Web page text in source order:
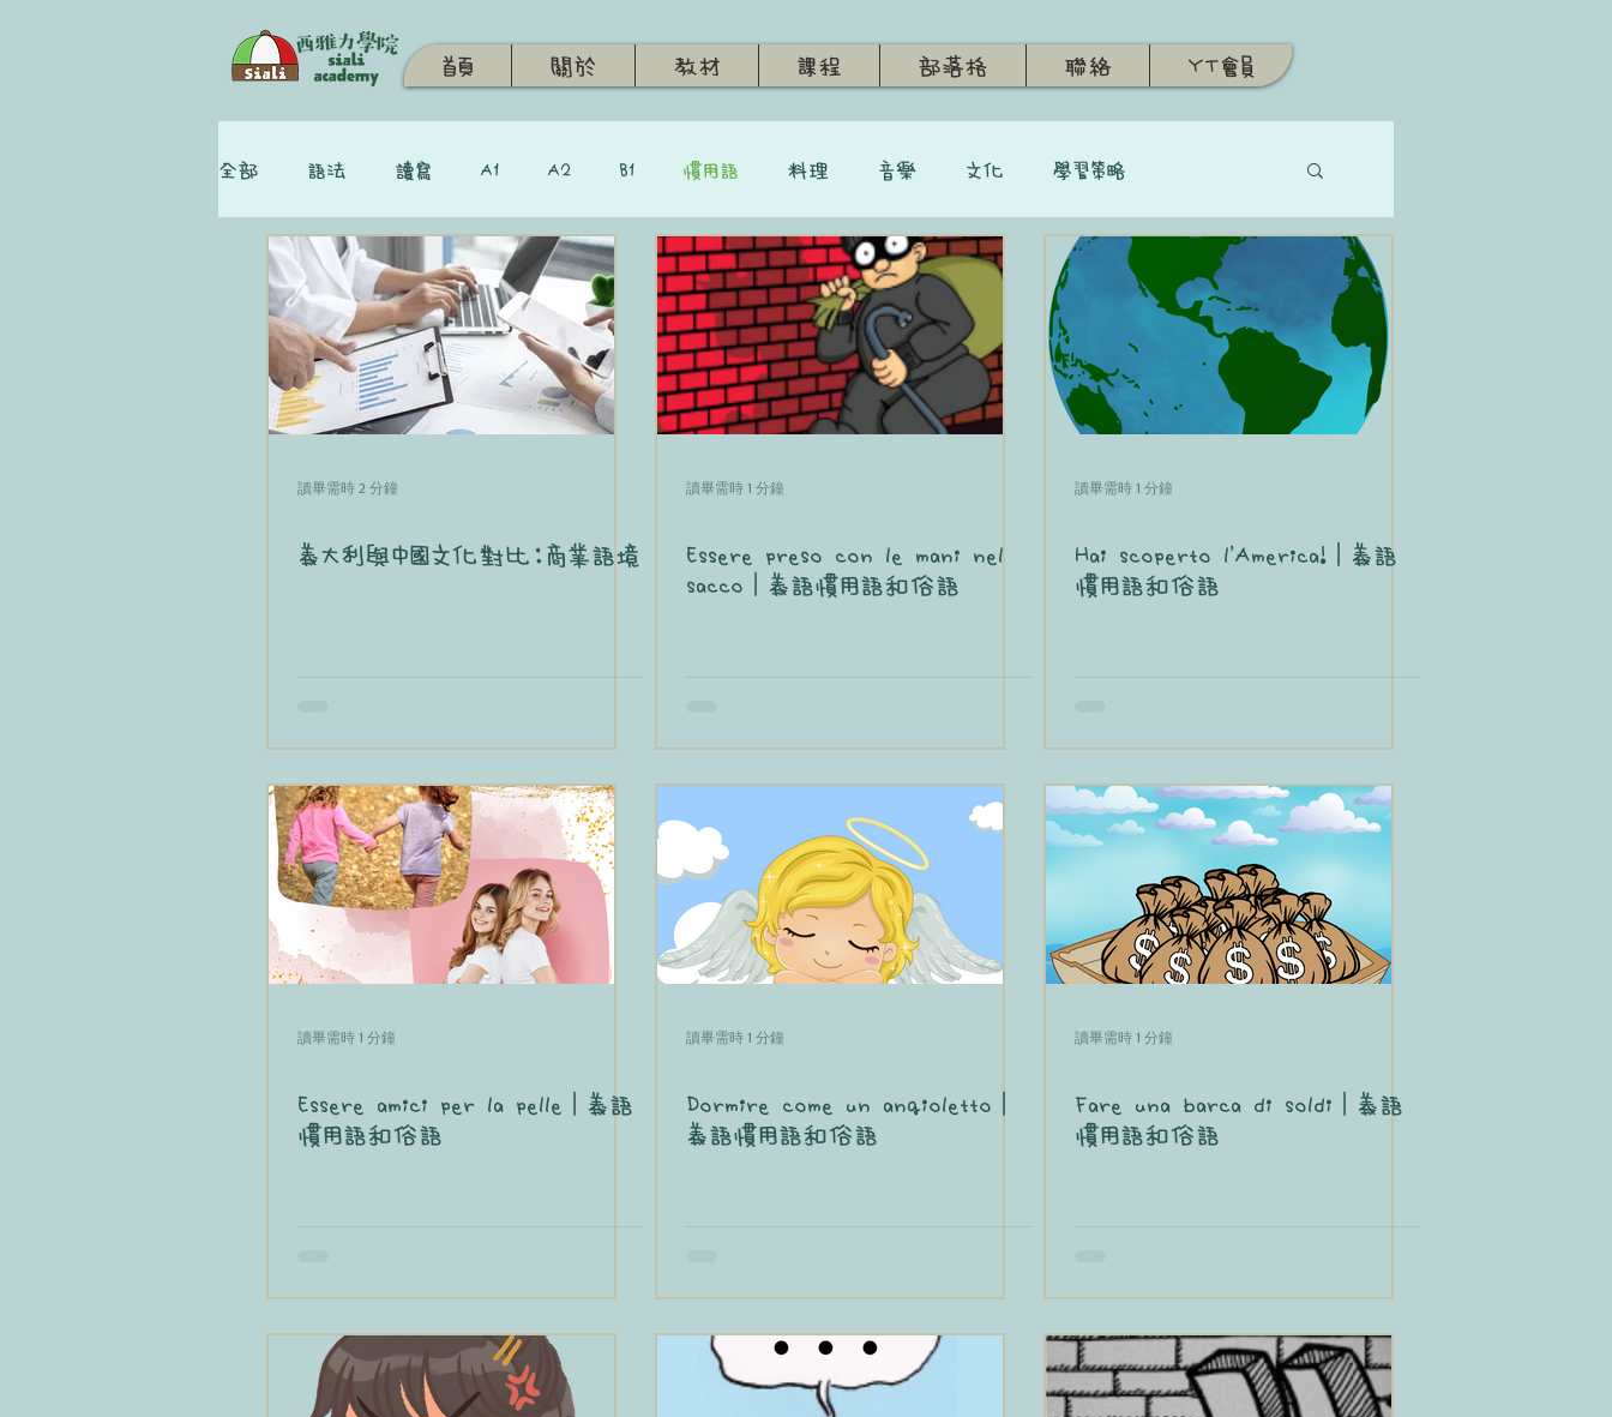
首頁 關於 教材 課程 部落格 聯絡 YT會員
全部 語法 讀寫 A1 A2 B1 慣用語 料理 音樂 文化 學習策略
讀畢需時 2 分鐘
義大利與中國文化對比：商業語境
讀畢需時 1 分鐘
Essere preso con le mani nel
sacco｜義語慣用語和俗語
讀畢需時 1 分鐘
Hai scoperto l'America!｜義語
慣用語和俗語
讀畢需時 1 分鐘
Essere amici per la pelle｜義語
慣用語和俗語
讀畢需時 1 分鐘
Dormire come un angioletto｜
義語慣用語和俗語
讀畢需時 1 分鐘
Fare una barca di soldi｜義語
慣用語和俗語